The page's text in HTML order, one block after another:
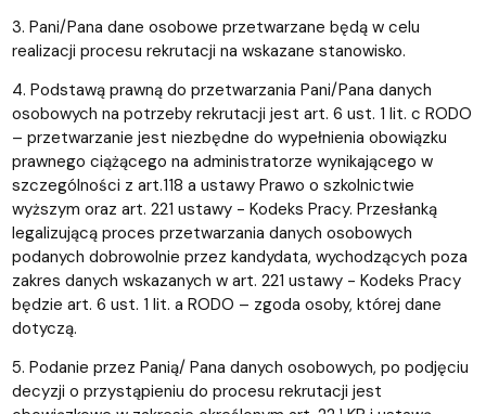
3. Pani/Pana dane osobowe przetwarzane będą w celu
realizacji procesu rekrutacji na wskazane stanowisko.
4. Podstawą prawną do przetwarzania Pani/Pana danych
osobowych na potrzeby rekrutacji jest art. 6 ust. 1 lit. c RODO
– przetwarzanie jest niezbędne do wypełnienia obowiązku
prawnego ciążącego na administratorze wynikającego w
szczególności z art.118 a ustawy Prawo o szkolnictwie
wyższym oraz art. 221 ustawy - Kodeks Pracy. Przesłanką
legalizującą proces przetwarzania danych osobowych
podanych dobrowolnie przez kandydata, wychodzących poza
zakres danych wskazanych w art. 221 ustawy - Kodeks Pracy
będzie art. 6 ust. 1 lit. a RODO – zgoda osoby, której dane
dotyczą.
5. Podanie przez Panią/ Pana danych osobowych, po podjęciu
decyzji o przystąpieniu do procesu rekrutacji jest